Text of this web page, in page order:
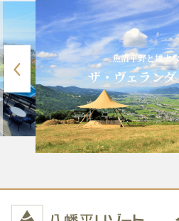
魚沼平野と雄大
ザ・ヴェラン